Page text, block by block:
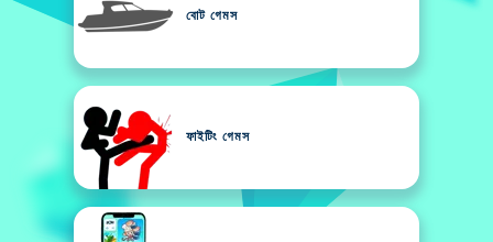
বোট গেমস
ফাইটিং গেমস